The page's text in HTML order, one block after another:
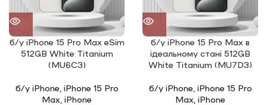
б/у iPhone 15 Pro Max eSim
512GB White Titanium
(MU6C3)
б/у iPhone, iPhone 15 Pro
Max iPhone
б/у iPhone 15 Pro Max в
ідеальному стані 512GB
White Titanium (MU7D3)
б/у iPhone, iPhone 15 Pro
Max iPhone